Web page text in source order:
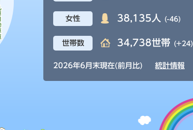
女性 38,135人 (-46)
世帯数 34,738世帯 (+24)
2026年6月末現在(前月比) 統計情報